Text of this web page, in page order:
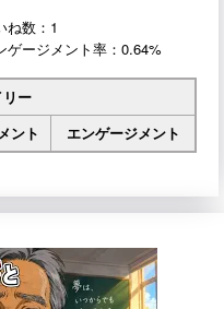
ね数：1
ゲージメント率：0.64%
ー
ント エンゲージメント